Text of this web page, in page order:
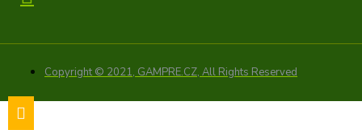
Copyright © 2021, GAMPRE.CZ, All Rights Reserved